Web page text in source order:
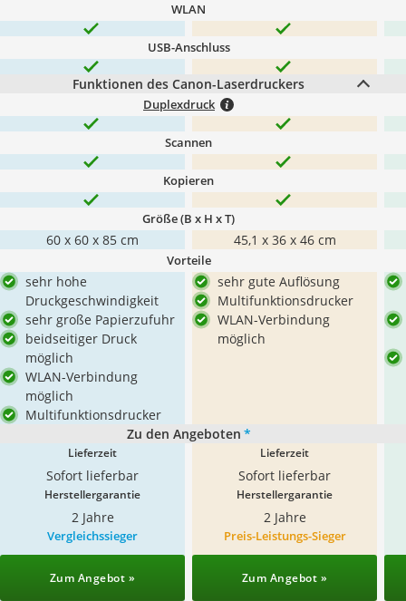
WLAN
USB-Anschluss
Funktionen des Canon-Laserdruckers
Duplexdruck
Scannen
Kopieren
Größe (B x H x T)
60 x 60 x 85 cm 45,1 x 36 x 46 cm
Vorteile
sehr hohe
Druckgeschwindigkeit
sehr große Papierzufuhr
beidseitiger Druck
möglich
WLAN-Verbindung
möglich
Multifunktionsdrucker
sehr gute Auflösung
Multifunktionsdrucker
WLAN-Verbindung
möglich
Zu den Angeboten *
Lieferzeit
Sofort lieferbar
Lieferzeit
Sofort lieferbar
Herstellergarantie
2 Jahre
Herstellergarantie
2 Jahre
Vergleichssieger
Zum Angebot »
Preis-Leistungs-Sieger
Zum Angebot »